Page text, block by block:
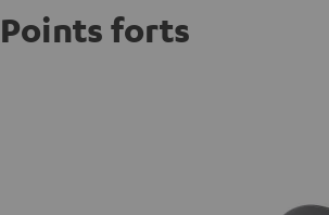
Points forts